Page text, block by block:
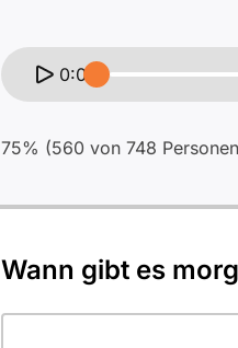
0:00
75% (560 von 748
Wann gibt es